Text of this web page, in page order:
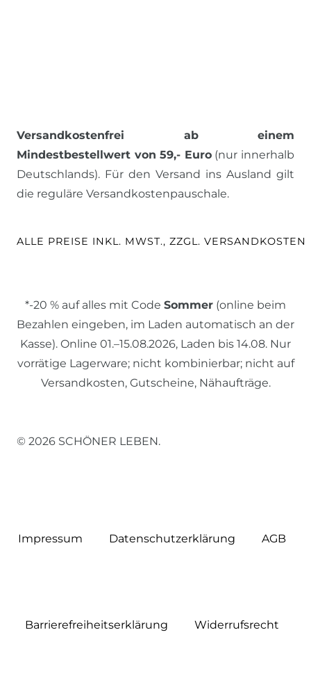
Versandkostenfrei ab einem
Mindestbestellwert von 59,- Euro(nur innerhalb
Deutschlands). Für den Versand ins Ausland gilt
die reguläre Versandkostenpauschale.
ALLE PREISE INKL. MWST., ZZGL. VERSANDKOSTEN
*-20 % auf alles mit Code Sommer (online beim
Bezahlen eingeben, im Laden automatisch an der
Kasse). Online 01.–15.08.2026, Laden bis 14.08. Nur
vorrätige Lagerware; nicht kombinierbar; nicht auf
Versandkosten, Gutscheine, Nähaufträge.
© 2026 SCHÖNER LEBEN.
Impressum Daten­schutz­erklärung AGB
Barrierefreiheitserklärung Widerrufs­recht